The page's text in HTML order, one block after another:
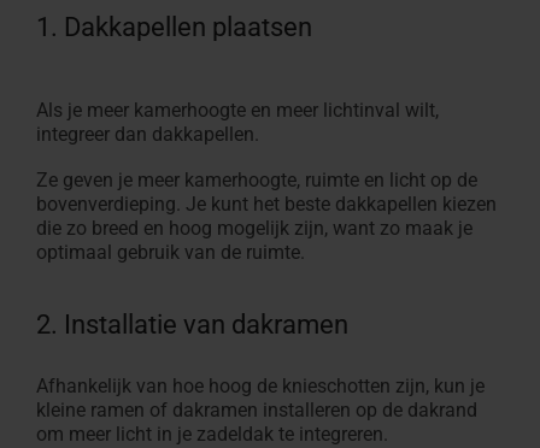
1. Dakkapellen plaatsen
Als je meer kamerhoogte en meer lichtinval wilt,
integreer dan dakkapellen.
Ze geven je meer kamerhoogte, ruimte en licht op de
bovenverdieping. Je kunt het beste dakkapellen kiezen
die zo breed en hoog mogelijk zijn, want zo maak je
optimaal gebruik van de ruimte.
2. Installatie van dakramen
Afhankelijk van hoe hoog de knieschotten zijn, kun je
kleine ramen of dakramen installeren op de dakrand
om meer licht in je zadeldak te integreren.